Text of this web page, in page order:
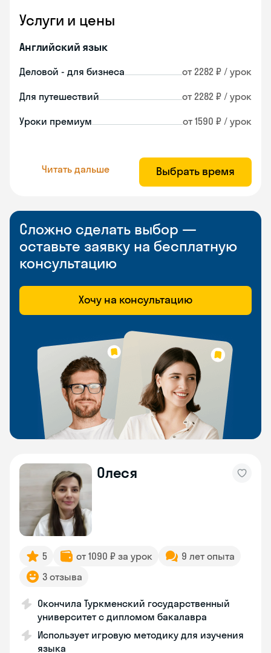
Услуги и цены
Английский язык
Деловой - для бизнеса от 2282 ₽ / урок
Для путешествий от 2282 ₽ / урок
Уроки премиум от 1590 ₽ / урок
Читать дальше Выбрать время
Сложно сделать выбор —
оставьте заявку на бесплатную
консультацию
Хочу на консультацию
Олеся
5 от 1090 ₽ за урок
9 лет опыта
3 отзыва
Окончила Туркменский государственный
университет с дипломом бакалавра
Использует игровую методику для изучения
языка